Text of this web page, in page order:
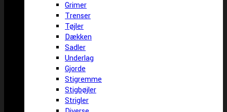
Grimer
Trenser
Tøjler
Dækken
Sadler
Underlag
Gjorde
Stigremme
Stigbøjler
Strigler